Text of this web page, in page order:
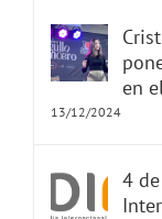
en
13/12/2024
4